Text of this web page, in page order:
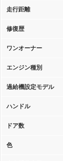
走行距離
修復歴
ワンオーナー
エンジン種別
過給機設定モデル
ハンドル
ドア数
色